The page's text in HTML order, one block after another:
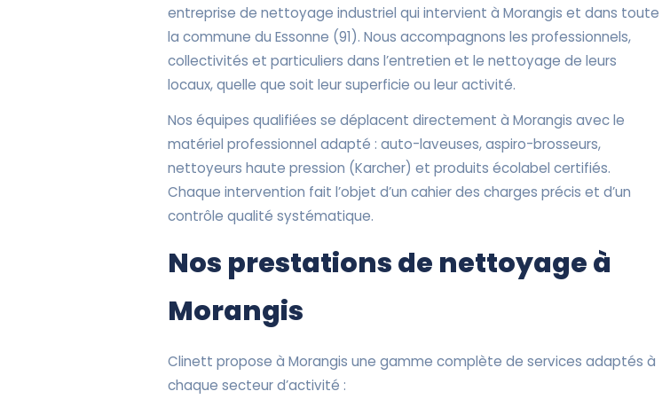
entreprise de nettoyage industriel qui intervient à Morangis et dans toute
la commune du Essonne (91). Nous accompagnons les professionnels,
collectivités et particuliers dans l’entretien et le nettoyage de leurs
locaux, quelle que soit leur superficie ou leur activité.
Nos équipes qualifiées se déplacent directement à Morangis avec le
matériel professionnel adapté : auto-laveuses, aspiro-brosseurs,
nettoyeurs haute pression (Karcher) et produits écolabel certifiés.
Chaque intervention fait l’objet d’un cahier des charges précis et d’un
contrôle qualité systématique.
Nos prestations de nettoyage à
Morangis
Clinett propose à Morangis une gamme complète de services adaptés à
chaque secteur d’activité :